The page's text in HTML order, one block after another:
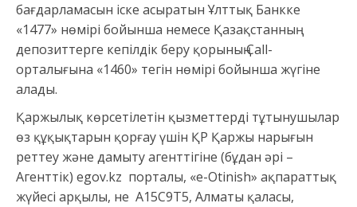
бағдарламасын іске асыратын Ұлттық Банкке
«1477» нөмірі бойынша немесе Қазақстанның
депозиттерге кепілдік беру қорының Call-
орталығына «1460» тегін нөмірі бойынша жүгіне
алады.
Қаржылық көрсетілетін қызметтерді тұтынушылар
өз құқықтарын қорғау үшін ҚР Қаржы нарығын
реттеу және дамыту агенттігіне (бұдан әрі –
Агенттік) egov.kz порталы, «e-Otinish» ақпараттық
жүйесі арқылы, не А15С9Т5, Алматы қаласы,